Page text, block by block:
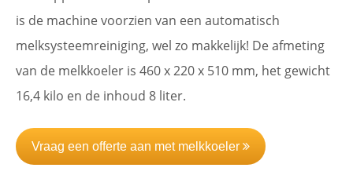
is de machine voorzien van een automatisch
melksysteemreiniging, wel zo makkelijk! De afmeting
van de melkkoeler is 460 x 220 x 510 mm, het gewicht
16,4 kilo en de inhoud 8 liter.
Vraag een offerte aan met melkkoeler